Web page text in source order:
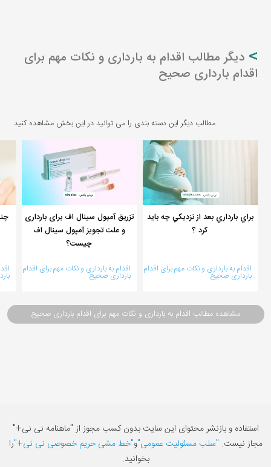
دیگر مطالب اقدام به بارداری و نکات مهم برای
اقدام بارداری صحیح
مطالب دیگر این دسته بندی را می توانید در این بخش مشاهده کنید
براي بارداري بعد از نزديكي چه بايد
كرد ؟
اقدام به بارداری و نکات مهم برای اقدام
بارداری صحیح
تزریق آمپول سینال اف برای بارداری
و علت تجویز آمپول سینال اف
چیست؟
اقدام به بارداری و نکات مهم برای اقدام
بارداری صحیح
مشاهده مطالب اقدام به بارداری و نکات مهم برای اقدام بارداری صحیح
استفاده و بازنشر محتوای این سایت بدون کسب مجوز از "ماهنامه نی نی+"
مجاز نیست. "سلب مسئولیت عمومی"و"خط مشی حریم خصوصی نی نی+"را
بخوانید.